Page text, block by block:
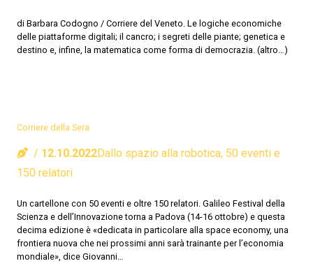
di Barbara Codogno / Corriere del Veneto. Le logiche economiche
delle piattaforme digitali; il cancro; i segreti delle piante; genetica e
destino e, infine, la matematica come forma di democrazia. (altro…)
Corriere della Sera
12.10.2022Dallo spazio alla robotica, 50 eventi e
150 relatori
Un cartellone con 50 eventi e oltre 150 relatori. Galileo Festival della
Scienza e dell’Innovazione torna a Padova (14-16 ottobre) e questa
decima edizione è «dedicata in particolare alla space economy, una
frontiera nuova che nei prossimi anni sarà trainante per l’economia
mondiale», dice Giovanni…